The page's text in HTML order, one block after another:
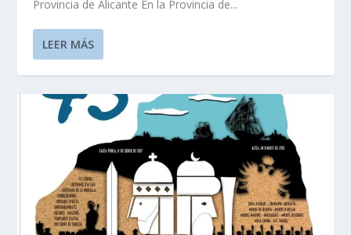
Provincia de Alicante En la Provincia de...
LEER MÁS